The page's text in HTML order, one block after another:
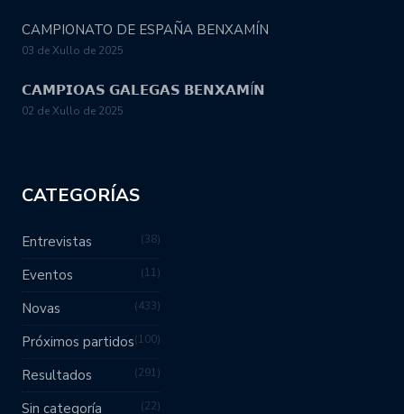
CAMPIONATO DE ESPAÑA BENXAMÍN
03 de Xullo de 2025
𝗖𝗔𝗠𝗣𝗜𝗢𝗔𝗦 𝗚𝗔𝗟𝗘𝗚𝗔𝗦 𝗕𝗘𝗡𝗫𝗔𝗠Í𝗡
02 de Xullo de 2025
CATEGORÍAS
Entrevistas 38
Eventos 11
Novas 433
Próximos partidos 100
Resultados 291
Sin categoría 22